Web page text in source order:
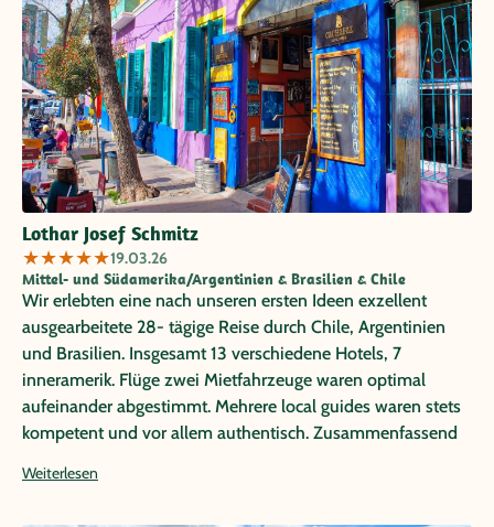
Lothar Josef Schmitz
★★★★★19.03.26
Mittel- und Südamerika/Argentinien & Brasilien & Chile
Wir erlebten eine nach unseren ersten Ideen exzellent
ausgearbeitete 28- tägige Reise durch Chile, Argentinien
und Brasilien. Insgesamt 13 verschiedene Hotels, 7
inneramerik. Flüge zwei Mietfahrzeuge waren optimal
aufeinander abgestimmt. Mehrere local guides waren stets
kompetent und vor allem authentisch. Zusammenfassend
2020 (Mietwagenreise durch Costa Rica) uneingeschränkt
Weiterlesen